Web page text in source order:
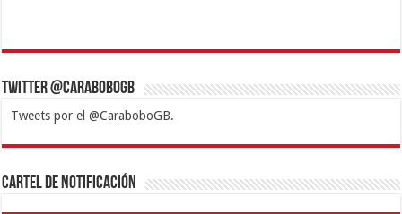
Twitter @CaraboboGB
Tweets por el @CaraboboGB.
1xbetBetturkeyBetistKralbetSupertotobetTipobetMatadorbetMariobet
https://mvbcasino.com/
Cartel de Notificación